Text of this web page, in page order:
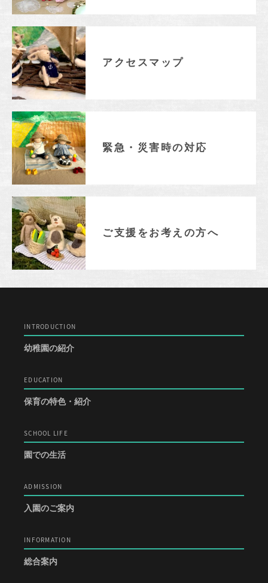
ご支援をお考えの方へ
アクセスマップ
緊急・災害時の対応
ご支援をお考えの方へ
INTRODUCTION
幼稚園の紹介
EDUCATION
保育の特色・紹介
SCHOOL LIFE
園での生活
ADMISSION
入園のご案内
INFORMATION
総合案内